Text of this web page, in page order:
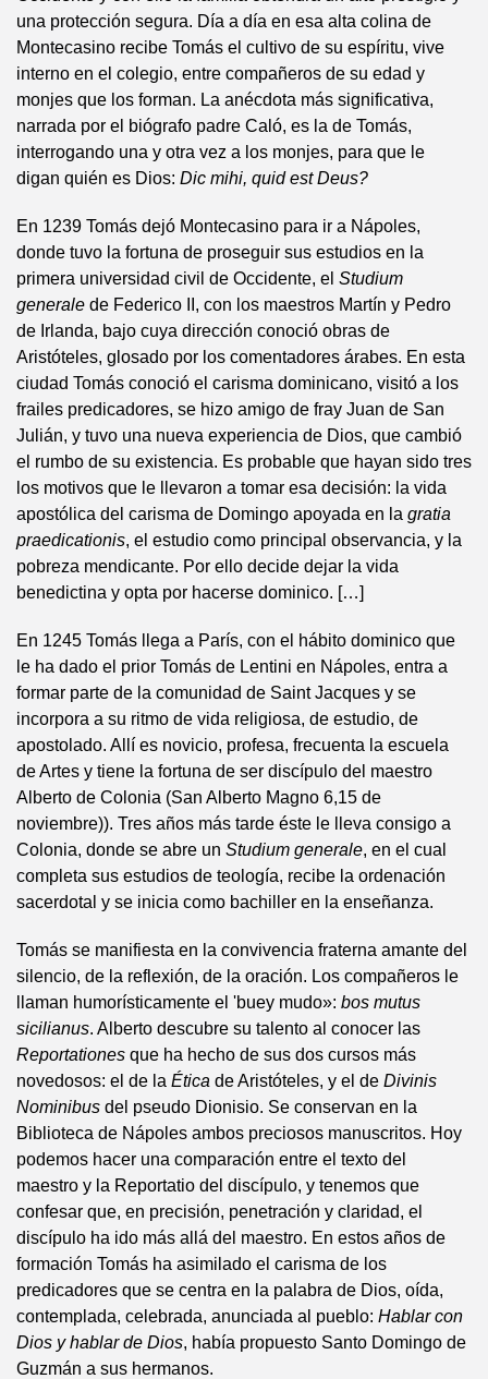
una protección segura. Día a día en esa alta colina de
Montecasino recibe Tomás el cultivo de su espíritu, vive
interno en el colegio, entre compañeros de su edad y
monjes que los forman. La anécdota más significativa,
narrada por el biógrafo padre Caló, es la de Tomás,
interrogando una y otra vez a los monjes, para que le
digan quién es Dios: Dic mihi, quid est Deus?
En 1239 Tomás dejó Montecasino para ir a Nápoles,
donde tuvo la fortuna de proseguir sus estudios en la
primera universidad civil de Occidente, el Studium
generale de Federico II, con los maestros Martín y Pedro
de Irlanda, bajo cuya dirección conoció obras de
Aristóteles, glosado por los comentadores árabes. En esta
ciudad Tomás conoció el carisma dominicano, visitó a los
frailes predicadores, se hizo amigo de fray Juan de San
Julián, y tuvo una nueva experiencia de Dios, que cambió
el rumbo de su existencia. Es probable que hayan sido tres
los motivos que le llevaron a tomar esa decisión: la vida
apostólica del carisma de Domingo apoyada en la gratia
praedicationis, el estudio como principal observancia, y la
pobreza mendicante. Por ello decide dejar la vida
benedictina y opta por hacerse dominico. […]
En 1245 Tomás llega a París, con el hábito dominico que
le ha dado el prior Tomás de Lentini en Nápoles, entra a
formar parte de la comunidad de Saint Jacques y se
incorpora a su ritmo de vida religiosa, de estudio, de
apostolado. Allí es novicio, profesa, frecuenta la escuela
de Artes y tiene la fortuna de ser discípulo del maestro
Alberto de Colonia (San Alberto Magno 6,15 de
noviembre)). Tres años más tarde éste le lleva consigo a
Colonia, donde se abre un Studium generale, en el cual
completa sus estudios de teología, recibe la ordenación
sacerdotal y se inicia como bachiller en la enseñanza.
Tomás se manifiesta en la convivencia fraterna amante del
silencio, de la reflexión, de la oración. Los compañeros le
llaman humorísticamente el 'buey mudo»: bos mutus
sicilianus. Alberto descubre su talento al conocer las
Reportationes que ha hecho de sus dos cursos más
novedosos: el de la Ética de Aristóteles, y el de Divinis
Nominibus del pseudo Dionisio. Se conservan en la
Biblioteca de Nápoles ambos preciosos manuscritos. Hoy
podemos hacer una comparación entre el texto del
maestro y la Reportatio del discípulo, y tenemos que
confesar que, en precisión, penetración y claridad, el
discípulo ha ido más allá del maestro. En estos años de
formación Tomás ha asimilado el carisma de los
predicadores que se centra en la palabra de Dios, oída,
contemplada, celebrada, anunciada al pueblo: Hablar con
Dios y hablar de Dios, había propuesto Santo Domingo de
Guzmán a sus hermanos.